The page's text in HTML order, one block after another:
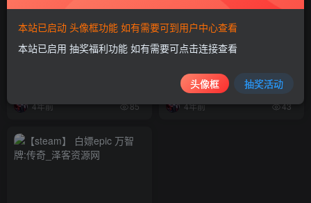
《叛变：沙漠风暴》现已登陆
4年前 85
重磅！前暴雪Epic员工新工作
轮融资
值得一看
4年前 43
本站已启动 头像框功能 如有需要可到用户中心查看
本站已启用 抽奖福利功能 如有需要可点击连接查看
头像框 抽奖活动